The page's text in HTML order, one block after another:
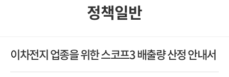
정책일반
이차전지 업종을 위한 스코프3 배출량 산정 안내서